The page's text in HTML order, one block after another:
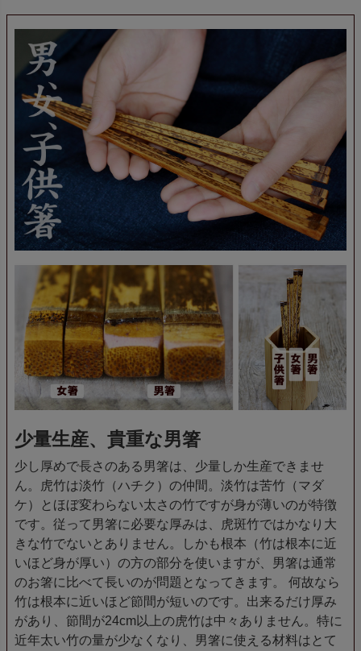
少量生産、貴重な男箸
少し厚めで長さのある男箸は、少量しか生産できませ
ん。虎竹は淡竹（ハチク）の仲間。淡竹は苦竹（マダ
ケ）とほぼ変わらない太さの竹ですが身が薄いのが特徴
です。従って男箸に必要な厚みは、虎斑竹ではかなり大
きな竹でないとありません。しかも根本（竹は根本に近
いほど身が厚い）の方の部分を使いますが、男箸は通常
のお箸に比べて長いのが問題となってきます。 何故なら
竹は根本に近いほど節間が短いのです。出来るだけ厚み
があり、節間が24cm以上の虎竹は中々ありません。特に
近年太い竹の量が少なくなり、男箸に使える材料はとて